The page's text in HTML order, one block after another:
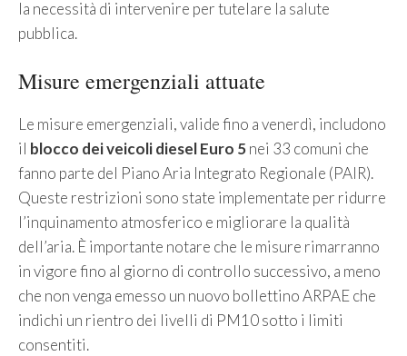
la necessità di intervenire per tutelare la salute
pubblica.
Misure emergenziali attuate
Le misure emergenziali, valide fino a venerdì, includono
il blocco dei veicoli diesel Euro 5nei 33 comuni che
fanno parte del Piano Aria Integrato Regionale (PAIR).
Queste restrizioni sono state implementate per ridurre
l’inquinamento atmosferico e migliorare la qualità
dell’aria. È importante notare che le misure rimarranno
in vigore fino al giorno di controllo successivo, a meno
che non venga emesso un nuovo bollettino ARPAE che
indichi un rientro dei livelli di PM10 sotto i limiti
consentiti.